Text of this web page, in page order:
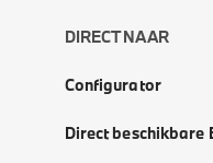
DIRECT NAAR
Configurator
Direct beschikbare